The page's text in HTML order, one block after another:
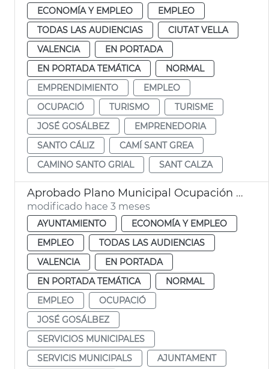
ECONOMÍA Y EMPLEO
EMPLEO
TODAS LAS AUDIENCIAS
CIUTAT VELLA
VALENCIA
EN PORTADA
EN PORTADA TEMÁTICA
NORMAL
EMPRENDIMIENTO
EMPLEO
OCUPACIÓ
TURISMO
TURISME
JOSÉ GOSÁLBEZ
EMPRENEDORIA
SANTO CÁLIZ
CAMÍ SANT GREA
CAMINO SANTO GRIAL
SANT CALZA
Aprobado Plano Municipal Ocupación València con 219 contratos
modificado hace 3 meses
AYUNTAMIENTO
ECONOMÍA Y EMPLEO
EMPLEO
TODAS LAS AUDIENCIAS
VALENCIA
EN PORTADA
EN PORTADA TEMÁTICA
NORMAL
EMPLEO
OCUPACIÓ
JOSÉ GOSÁLBEZ
SERVICIOS MUNICIPALES
SERVICIS MUNICIPALS
AJUNTAMENT